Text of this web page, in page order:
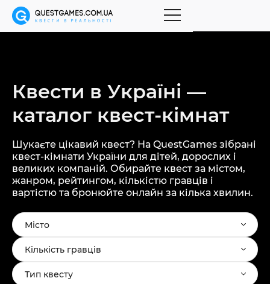
Квести в Україні —
каталог квест-кімнат
Шукаєте цікавий квест? На QuestGames зібрані
квест-кімнати України для дітей, дорослих і
великих компаній. Обирайте квест за містом,
жанром, рейтингом, кількістю гравців і
вартістю та бронюйте онлайн за кілька хвилин.
Місто
Кількість гравців
Тип квесту